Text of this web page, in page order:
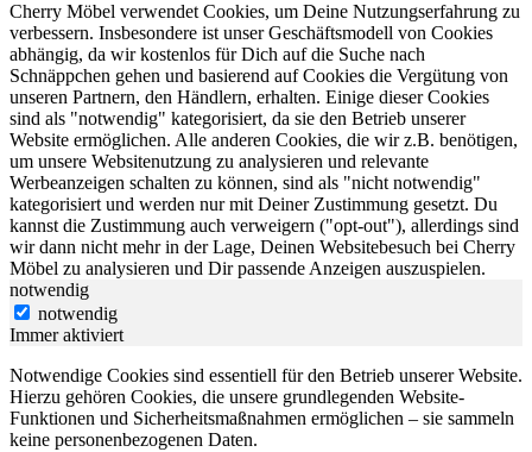
Cherry Möbel verwendet Cookies, um Deine Nutzungserfahrung zu
verbessern. Insbesondere ist unser Geschäftsmodell von Cookies
abhängig, da wir kostenlos für Dich auf die Suche nach
Schnäppchen gehen und basierend auf Cookies die Vergütung von
unseren Partnern, den Händlern, erhalten. Einige dieser Cookies
sind als "notwendig" kategorisiert, da sie den Betrieb unserer
Website ermöglichen. Alle anderen Cookies, die wir z.B. benötigen,
um unsere Websitenutzung zu analysieren und relevante
Werbeanzeigen schalten zu können, sind als "nicht notwendig"
kategorisiert und werden nur mit Deiner Zustimmung gesetzt. Du
kannst die Zustimmung auch verweigern ("opt-out"), allerdings sind
wir dann nicht mehr in der Lage, Deinen Websitebesuch bei Cherry
Möbel zu analysieren und Dir passende Anzeigen auszuspielen.
notwendig
notwendig
Immer aktiviert
Notwendige Cookies sind essentiell für den Betrieb unserer Website.
Hierzu gehören Cookies, die unsere grundlegenden Website-
Funktionen und Sicherheitsmaßnahmen ermöglichen – sie sammeln
keine personenbezogenen Daten.